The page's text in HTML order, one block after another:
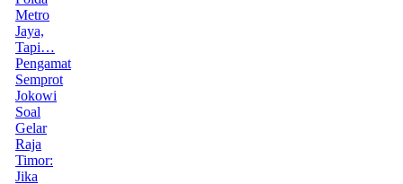
Metro
Jaya,
Tapi…
Pengamat
Semprot
Jokowi
Soal
Gelar
Raja
Timor:
Jika